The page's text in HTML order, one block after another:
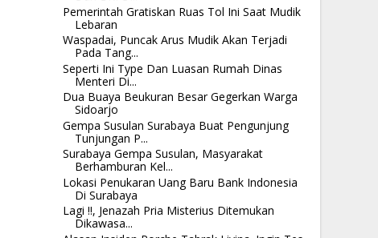
Pemerintah Gratiskan Ruas Tol Ini Saat Mudik
Lebaran
Waspadai, Puncak Arus Mudik Akan Terjadi
Pada Tang...
Seperti Ini Type Dan Luasan Rumah Dinas
Menteri Di...
Dua Buaya Beukuran Besar Gegerkan Warga
Sidoarjo
Gempa Susulan Surabaya Buat Pengunjung
Tunjungan P...
Surabaya Gempa Susulan, Masyarakat
Berhamburan Kel...
Lokasi Penukaran Uang Baru Bank Indonesia
Di Surabaya
Lagi !!, Jenazah Pria Misterius Ditemukan
Dikawasa...